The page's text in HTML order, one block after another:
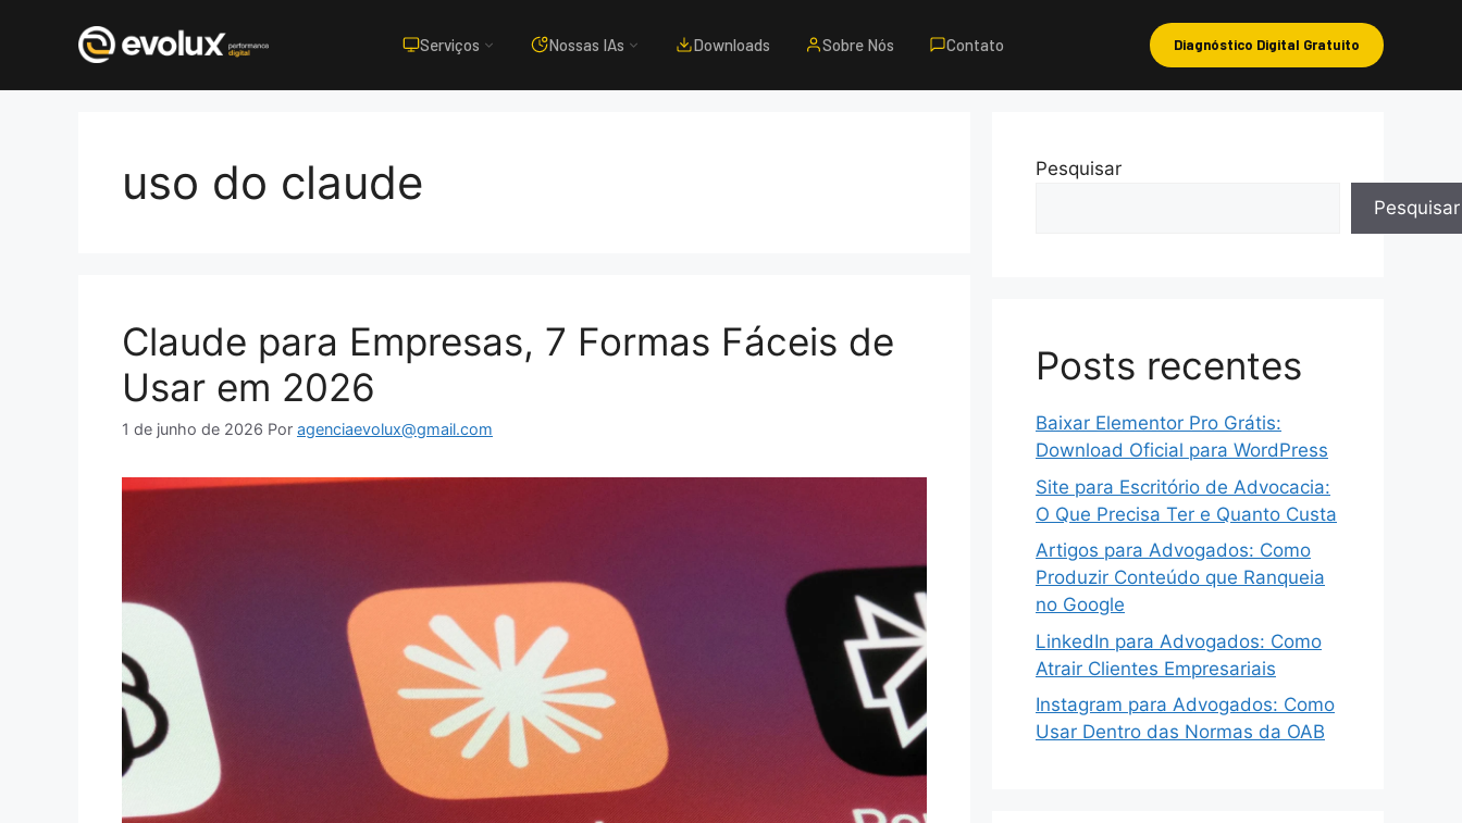
Serviços Nossas IAs Downloads Sobre Nós Contato Diagnóstico Digital Gratuito
uso do claude
Claude para Empresas, 7 Formas Fáceis de
Usar em 2026
1 de junho de 2026 Por agenciaevolux@gmail.com
Pesquisar
Pesquisar
Posts recentes
Baixar Elementor Pro Grátis:
Download Oficial para WordPress
Site para Escritório de Advocacia:
O Que Precisa Ter e Quanto Custa
Artigos para Advogados: Como
Produzir Conteúdo que Ranqueia
no Google
LinkedIn para Advogados: Como
Atrair Clientes Empresariais
Instagram para Advogados: Como
Usar Dentro das Normas da OAB